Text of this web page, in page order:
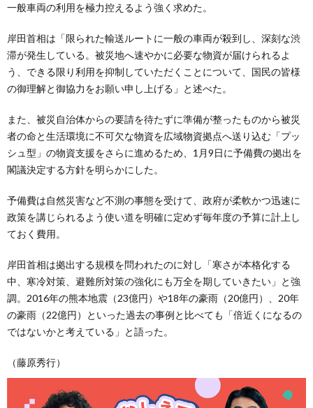
一般車両の利用を極力控えるよう強く求めた。
岸田首相は「限られた輸送ルートに一般の車両が殺到し、深刻な渋
滞が発生している。被災地へ速やかに必要な物資が届けられるよ
う、できる限り利用を抑制していただくことについて、国民の皆様
の御理解と御協力をお願い申し上げる」と述べた。
また、被災自治体からの要請を待たずに準備が整ったものから被災
者の命と生活環境に不可欠な物資を広域物資拠点へ送り込む「プッ
シュ型」の物資支援をさらに進めるため、1月9日に予備費の拠出を
閣議決定する方針を明らかにした。
予備費は自然災害など不測の事態を受けて、政府が柔軟かつ迅速に
政策を講じられるよう使い道を明確に定めず毎年度の予算に計上し
ておく費用。
岸田首相は拠出する規模を問われたのに対し「寒さが本格化する
中、寒冷対策、避難所対策の強化にも万全を期していきたい」と強
調。2016年の熊本地震（23億円）や18年の豪雨（20億円）、20年
の豪雨（22億円）といった過去の事例と比べても「倍近くになるの
ではないかと考えている」と語った。
（藤原秀行）